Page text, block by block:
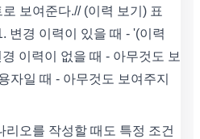
보여준다. // (이력 보기) 표
변경 이력이 있을 때 - '(이력
이력이 없을 때 - 아무것도 보
자일 때 - 아무것도 보여주지
리오를 작성할 때도 특정 조건